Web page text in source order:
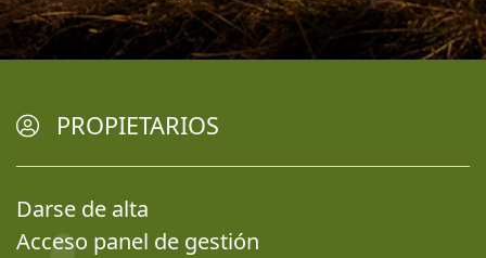
PROPIETARIOS
Darse de alta
Acceso panel de gestión